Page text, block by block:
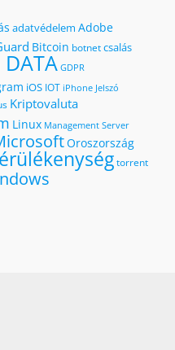
adatvédelem Adobe
Bitcoin botnetcsalás
DATA GDPR
iOS IOT iPhone Jelszó
Kriptovaluta
Linux Management Server
Oroszország
torrent